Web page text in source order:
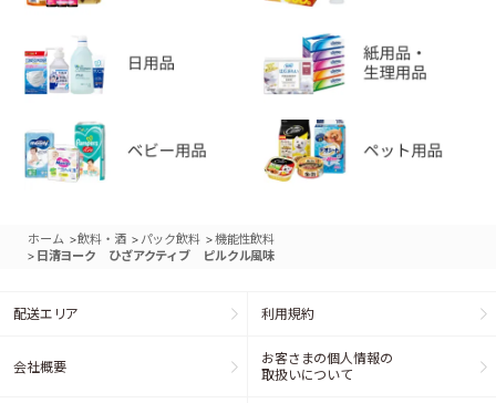
ホーム >飲料・酒 > パック飲料 >機能性飲料
> 日清ヨーク ひざアクティブ ピルクル風味
配送エリア 利用規約
会社概要
お客さまの個人情報の
取扱いについて